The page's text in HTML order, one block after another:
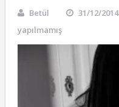
Betül 31/12/2014
yapılmamış